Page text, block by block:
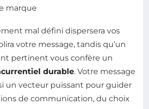
marque
mal défini dispersera vos
votre message, tandis qu’un
pertinent vous confère un
durable. Votre message
un vecteur puissant pour guider
de communication, du choix